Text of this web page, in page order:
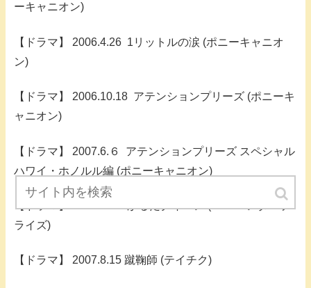
ーキャニオン)
【ドラマ】 2006.4.26 1リットルの涙 (ポニーキャニオ
ン)
【ドラマ】 2006.10.18 アテンションプリーズ (ポニーキ
ャニオン)
【ドラマ】 2007.6.６ アテンションプリーズ スペシャル
ハワイ・ホノルル編 (ポニーキャニオン)
【ドラマ】 2007.7.27 かるたクイーン (NHKエンタープ
ライズ)
【ドラマ】 2007.8.15 蹴鞠師 (テイチク)